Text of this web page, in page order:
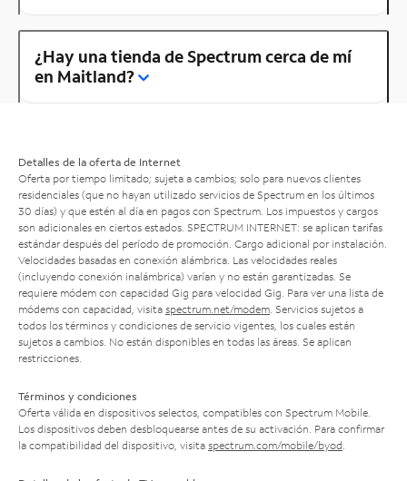
¿Hay una tienda de Spectrum cerca de mí
en Maitland?
Detalles de la oferta de Internet
Oferta por tiempo limitado; sujeta a cambios; solo para nuevos clientes
residenciales (que no hayan utilizado servicios de Spectrum en los últimos
30 días) y que estén al día en pagos con Spectrum. Los impuestos y cargos
son adicionales en ciertos estados. SPECTRUM INTERNET: se aplican tarifas
estándar después del período de promoción. Cargo adicional por instalación.
Velocidades basadas en conexión alámbrica. Las velocidades reales
(incluyendo conexión inalámbrica) varían y no están garantizadas. Se
requiere módem con capacidad Gig para velocidad Gig. Para ver una lista de
módems con capacidad, visita spectrum.net/modem . Servicios sujetos a
todos los términos y condiciones de servicio vigentes, los cuales están
sujetos a cambios. No están disponibles en todas las áreas. Se aplican
restricciones.
Términos y condiciones
Oferta válida en dispositivos selectos, compatibles con Spectrum Mobile.
Los dispositivos deben desbloquearse antes de su activación. Para confirmar
la compatibilidad del dispositivo, visita spectrum.com/mobile/byod